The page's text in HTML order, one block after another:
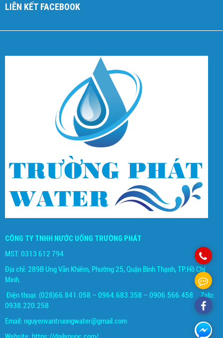
LIÊN KẾT FACEBOOK
CÔNG TY TNHH NƯỚC UỐNG TRƯỜNG PHÁT
MST: 0313 612 794
Địa chỉ: 289B Ung Văn Khiêm, Phường 25, Quận Bình Thạnh, TP.Hồ Chí
Minh.
Điện thoại: (028)66.841.058 – 0964.683.358 – 0906.566.458 Zalo:
0938.220.258
Email: nguyenvantruongwater@gmail.com